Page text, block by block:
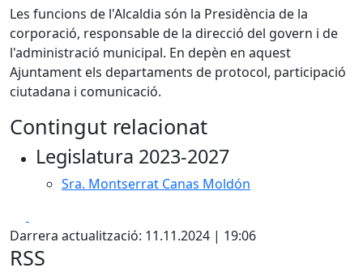
Les funcions de l'Alcaldia són la Presidència de la
corporació, responsable de la direcció del govern i de
l'administració municipal. En depèn en aquest
Ajuntament els departaments de protocol, participació
ciutadana i comunicació.
Contingut relacionat
Legislatura 2023-2027
Sra. Montserrat Canas Moldón
Darrera actualització: 11.11.2024 | 19:06
RSS